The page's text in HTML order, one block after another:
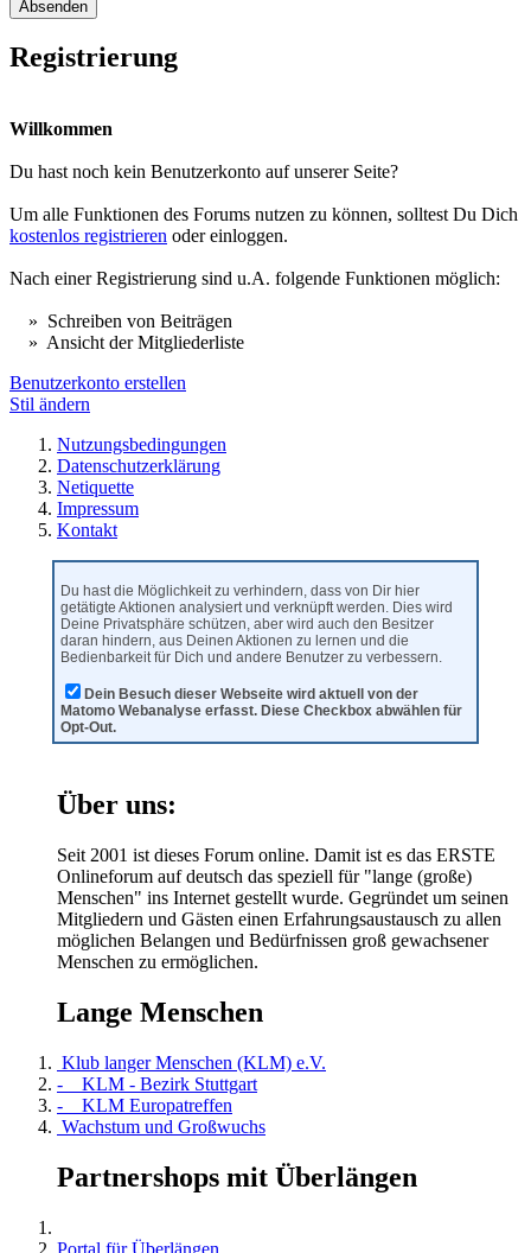
Registrierung
Willkommen
Du hast noch kein Benutzerkonto auf unserer Seite?
Um alle Funktionen des Forums nutzen zu können, solltest Du Dich
kostenlos registrieren oder einloggen.
Nach einer Registrierung sind u.A. folgende Funktionen möglich:
» Schreiben von Beiträgen
» Ansicht der Mitgliederliste
Benutzerkonto erstellen
Stil ändern
Nutzungsbedingungen
Datenschutzerklärung
Netiquette
Impressum
Kontakt
Du hast die Möglichkeit zu verhindern, dass von Dir hier
getätigte Aktionen analysiert und verknüpft werden. Dies wird
Deine Privatsphäre schützen, aber wird auch den Besitzer
daran hindern, aus Deinen Aktionen zu lernen und die
Bedienbarkeit für Dich und andere Benutzer zu verbessern.
Dein Besuch dieser Webseite wird aktuell von der
Matomo Webanalyse erfasst. Diese Checkbox abwählen für
Opt-Out.
Über uns:
Seit 2001 ist dieses Forum online. Damit ist es das ERSTE
Onlineforum auf deutsch das speziell für "lange (große)
Menschen" ins Internet gestellt wurde. Gegründet um seinen
Mitgliedern und Gästen einen Erfahrungsaustausch zu allen
möglichen Belangen und Bedürfnissen groß gewachsener
Menschen zu ermöglichen.
Lange Menschen
Klub langer Menschen (KLM) e.V.
- KLM - Bezirk Stuttgart
- KLM Europatreffen
Wachstum und Großwuchs
Partnershops mit Überlängen
Portal für Überlängen